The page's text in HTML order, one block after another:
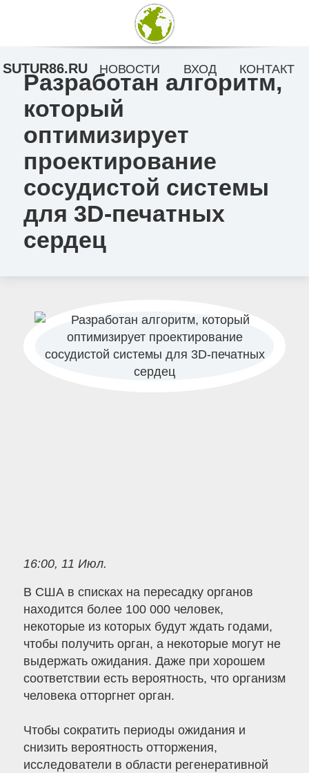
Разработан алгоритм,
который
оптимизирует
проектирование
сосудистой системы
для 3D-печатных
сердец
16:00, 11 Июл.
В США в списках на пересадку органов
находится более 100 000 человек,
некоторые из которых будут ждать годами,
чтобы получить орган, а некоторые могут не
выдержать ожидания. Даже при хорошем
соответствии есть вероятность, что организм
человека отторгнет орган.
Чтобы сократить периоды ожидания и
снизить вероятность отторжения,
исследователи в области регенеративной
SUTUR86.RU НОВОСТИ ВХОД КОНТАКТ